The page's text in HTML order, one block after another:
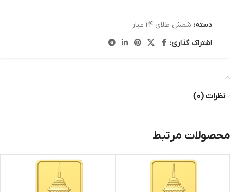
دسته: شمش طلای 24 عیار
اشتراک گذاری:
نظرات (0)
محصولات مرتبط